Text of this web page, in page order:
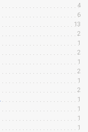
4
6
13
2
1
2
1
2
1
2
1
1
1
1